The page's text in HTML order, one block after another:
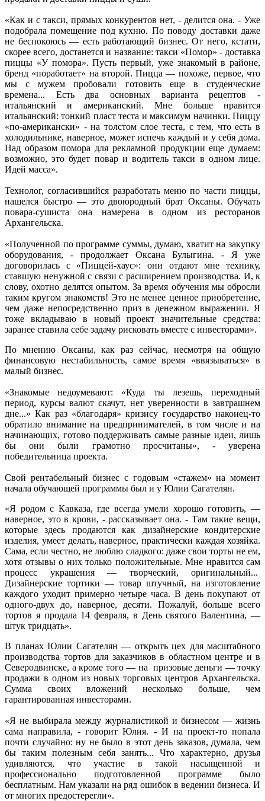
«Как и с такси, прямых конкурентов нет, - делится она. - Уже
подобрала помещение под кухню. По поводу доставки даже
не беспокоюсь — есть работающий бизнес. От него, кстати,
скорее всего, достанется и название: такси «Помор» - доставка
пиццы «У помора». Пусть первый, уже знакомый в районе,
бренд «поработает» на второй. Пицца — похоже, первое, что
мы с мужем пробовали готовить еще в студенческие
времена... Есть два основных варианта рецептов -
итальянский и американский. Мне больше нравится
итальянский: тонкий пласт теста и максимум начинки. Пиццу
«по-американски» - на толстом слое теста, с тем, что есть в
холодильнике, наверное, может испечь каждый и у себя дома.
Над образом помора для рекламной продукции еще думаем:
возможно, это будет повар и водитель такси в одном лице.
Идей масса».
Технолог, согласившийся разработать меню по части пиццы,
нашелся быстро — это двоюродный брат Оксаны. Обучать
повара-сушиста она намерена в одном из ресторанов
Архангельска.
«Полученной по программе суммы, думаю, хватит на закупку
оборудования, - продолжает Оксана Булыгина. - Я уже
договорилась с «Пиццей-хаус»: они отдают мне технику,
ставшую ненужной с связи с расширением производства. И, к
слову, охотно делятся опытом. За время обучения мы обросли
таким кругом знакомств! Это не менее ценное приобретение,
чем даже непосредственно приз в денежном выражении. Я
тоже вкладываю в новый проект значительные средства:
заранее ставила себе задачу рисковать вместе с инвесторами».
По мнению Оксаны, как раз сейчас, несмотря на общую
финансовую нестабильность, самое время «ввязываться» в
малый бизнес.
«Знакомые недоумевают: «Куда ты лезешь, переходный
период, курсы валют скачут, нет уверенности в завтрашнем
дне...» Как раз «благодаря» кризису государство наконец-то
обратило внимание на предпринимателей, в том числе и на
начинающих, готово поддерживать самые разные идеи, лишь
бы они были грамотно просчитаны», - уверена
победительница проекта.
Свой рентабельный бизнес с годовым «стажем» на момент
начала обучающей программы был и у Юлии Сагателян.
«Я родом с Кавказа, где всегда умели хорошо готовить, —
наверное, это в крови, - рассказывает она. - Там такие вещи,
которые здесь продаются как дизайнерские кондитерские
изделия, умеет делать, наверное, практически каждая хозяйка.
Сама, если честно, не люблю сладкого: даже свои торты не ем,
хотя отзывы о них только положительные. Мне нравится сам
процесс украшения — творческий, оригинальный...
Дизайнерские тортики — товар штучный, на изготовление
каждого уходит примерно четыре часа. В день покупают от
одного-двух до, наверное, десяти. Пожалуй, больше всего
тортов я продала 14 февраля, в День святого Валентина, —
штук тридцать».
В планах Юлии Сагателян — открыть цех для масштабного
производства тортов для заказчиков в областном центре и в
Северодвинске, а кроме того — на призовые деньги — точку
продажи в одном из новых торговых центров Архангельска.
Сумма своих вложений несколько больше, чем
гарантированная инвесторами.
«Я не выбирала между журналистикой и бизнесом — жизнь
сама направила, - говорит Юлия. - И на проект-то попала
почти случайно: ну не было в этот день заказов, думала, чем
бы таким полезным себя занять... Что характерно, друзья
удивляются, что участие в такой насыщенной и
профессионально подготовленной программе было
бесплатным. Нам указали на ряд ошибок в ведении бизнеса. И
от многих предостерегли».